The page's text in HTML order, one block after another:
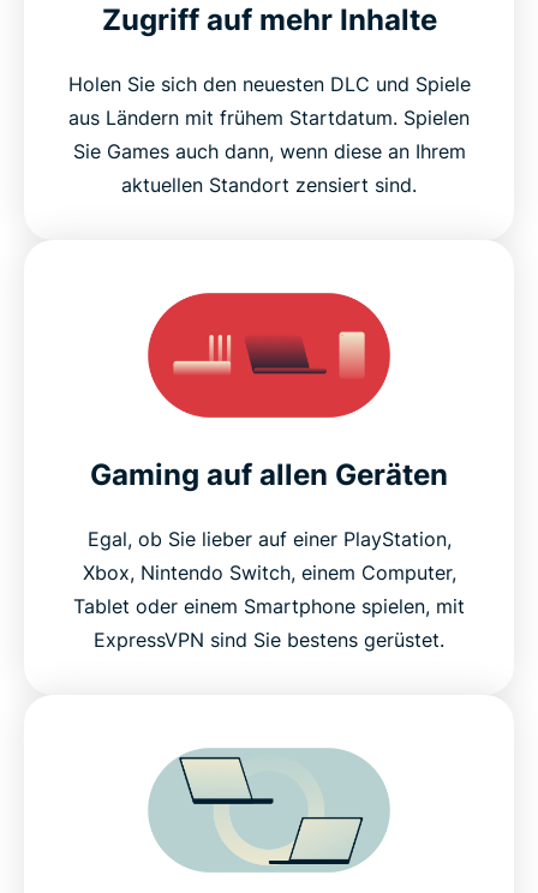
Zugriff auf mehr Inhalte
Holen Sie sich den neuesten DLC und Spiele
aus Ländern mit frühem Startdatum. Spielen
Sie Games auch dann, wenn diese an Ihrem
aktuellen Standort zensiert sind.
Gaming auf allen Geräten
Egal, ob Sie lieber auf einer PlayStation,
Xbox, Nintendo Switch, einem Computer,
Tablet oder einem Smartphone spielen, mit
ExpressVPN sind Sie bestens gerüstet.